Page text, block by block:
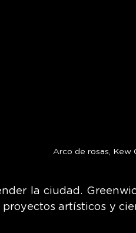
Arco de rosas, Kew
la ciudad.
artísticos y